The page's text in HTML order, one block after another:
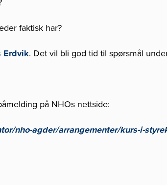
faktisk har?
Erdvik. Det vil bli god tid til spørsmål
på NHOs nettside:
nho-agder/arrangementer/kurs-i-